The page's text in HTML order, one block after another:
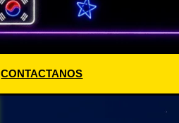
CONTACTANOS